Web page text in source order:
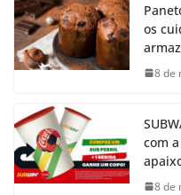
os
8 de
com
8 de